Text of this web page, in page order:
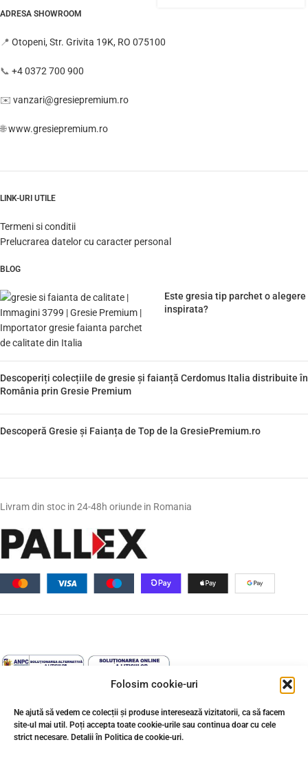
Folosim cookie-uri
Ne ajută să vedem ce colecții și produse interesează vizitatorii, ca să facem
site-ul mai util. Poți accepta toate cookie-urile sau continua doar cu cele
strict necesare. Detalii în Politica de cookie-uri.
ADRESA SHOWROOM
📍 Otopeni, Str. Grivita 19K, RO 075100
📞 +4 0372 700 900
✉️ vanzari@gresiepremium.ro
🌐www.gresiepremium.ro
LINK-URI UTILE
Termeni si conditii
Prelucrarea datelor cu caracter personal
BLOG
Este gresia tip parchet o alegere
inspirata?
Descoperiți colecțiile de gresie și faianță Cerdomus Italia distribuite în
România prin Gresie Premium
Descoperă Gresie și Faianța de Top de la GresiePremium.ro
Livram din stoc in 24-48h oriunde in Romania